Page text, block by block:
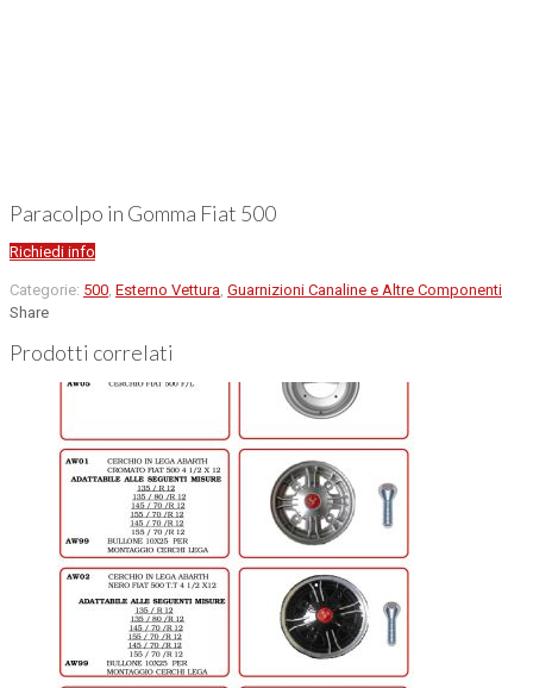
Paracolpo in Gomma Fiat 500
Richiedi info
Categorie: 500 Esterno Vettura Guarnizioni Canaline e Altre Componenti
Share
Prodotti correlati